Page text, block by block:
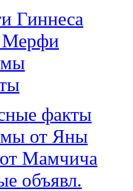
Гиннеса
Мерфи
факты
от Яны
Мамчича
объявл.